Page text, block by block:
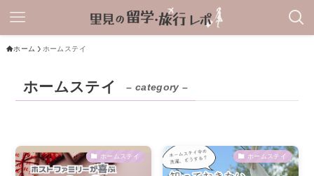
ホーム ホームステイ
ホームステイ – category –
ホームステイ ホームステイ